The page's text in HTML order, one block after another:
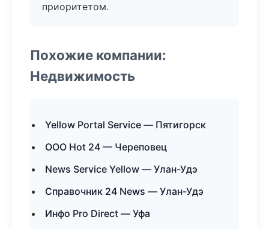
приоритетом.
Похожие компании:
Недвижимость
Yellow Portal Service — Пятигорск
ООО Hot 24 — Череповец
News Service Yellow — Улан-Удэ
Справочник 24 News — Улан-Удэ
Инфо Pro Direct — Уфа